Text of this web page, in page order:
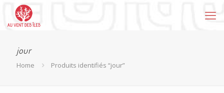
jour
Home Produits identifiés “jour”